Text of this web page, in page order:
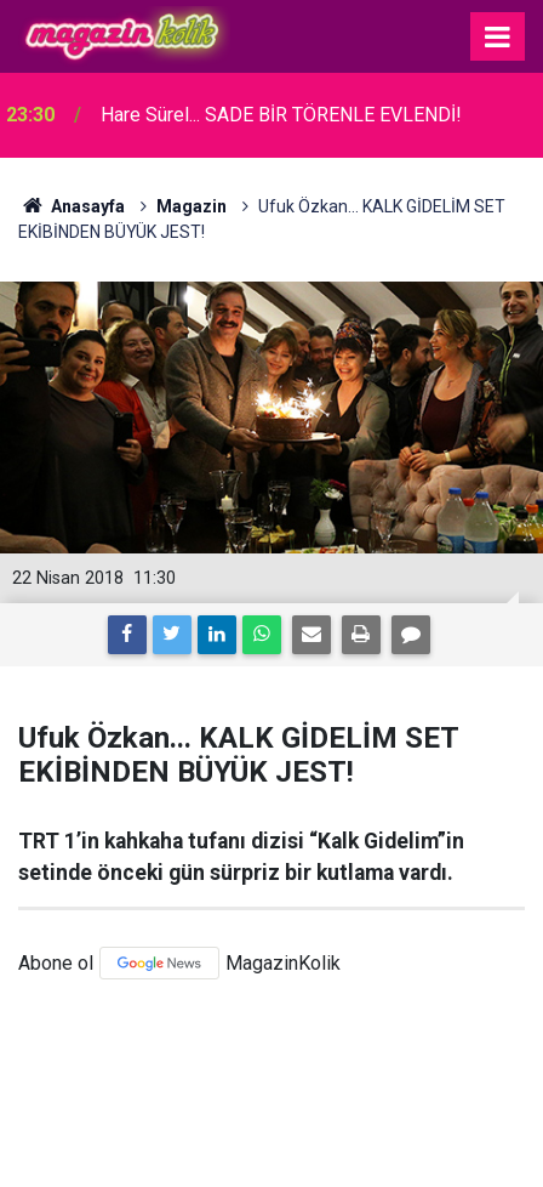
23:30 Hare Sürel... SADE BİR TÖRENLE EVLENDİ!
Anasayfa Magazin
Ufuk Özkan... KALK GİDELİM SET
EKİBİNDEN BÜYÜK JEST!
11:30
22 Nisan 2018
Ufuk Özkan... KALK GİDELİM SET
EKİBİNDEN BÜYÜK JEST!
TRT 1’in kahkaha tufanı dizisi “Kalk Gidelim”in
setinde önceki gün sürpriz bir kutlama vardı.
Abone ol MagazinKolik